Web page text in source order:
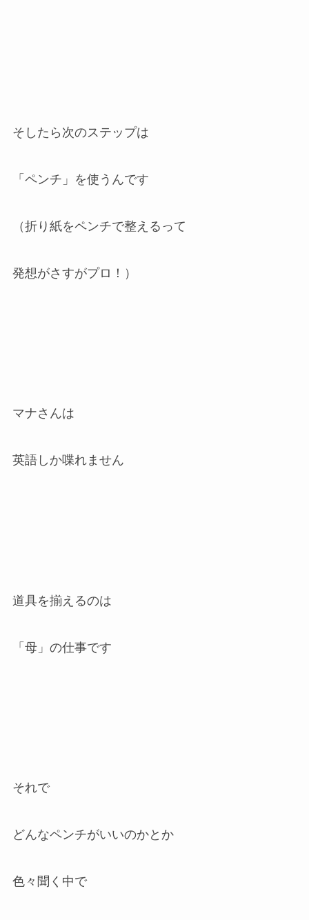
そしたら次のステップは
「ペンチ」を使うんです
（折り紙をペンチで整えるって
発想がさすがプロ！）
マナさんは
英語しか喋れません
道具を揃えるのは
「母」の仕事です
それで
どんなペンチがいいのかとか
色々聞く中で